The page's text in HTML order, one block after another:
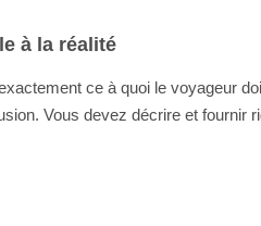
à la réalité
ce à quoi le voyageur
Vous devez décrire et fournir